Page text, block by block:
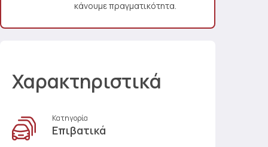
κάνουμε πραγματικότητα.
Χαρακτηριστικά
Κατηγορία
Επιβατικά